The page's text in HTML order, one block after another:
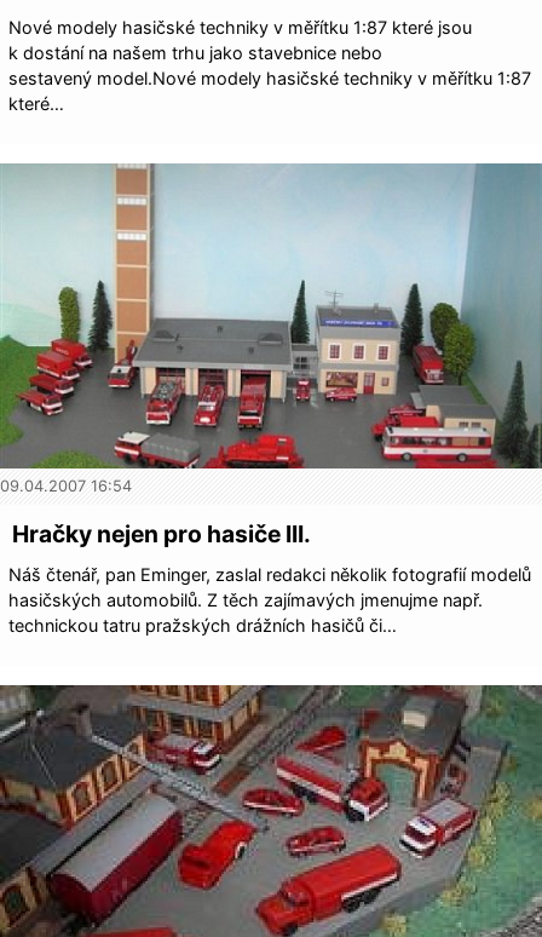
Nové modely hasičské techniky v měřítku 1:87 které jsou
k dostání na našem trhu jako stavebnice nebo
sestavený model.Nové modely hasičské techniky v měřítku 1:87
které…
09.04.2007 16:54
Hračky nejen pro hasiče III.
Náš čtenář, pan Eminger, zaslal redakci několik fotografií modelů
hasičských automobilů. Z těch zajímavých jmenujme např.
technickou tatru pražských drážních hasičů či…